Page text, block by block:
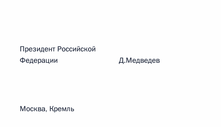
Президент Российской
Федерации Д.Медведев
Москва, Кремль